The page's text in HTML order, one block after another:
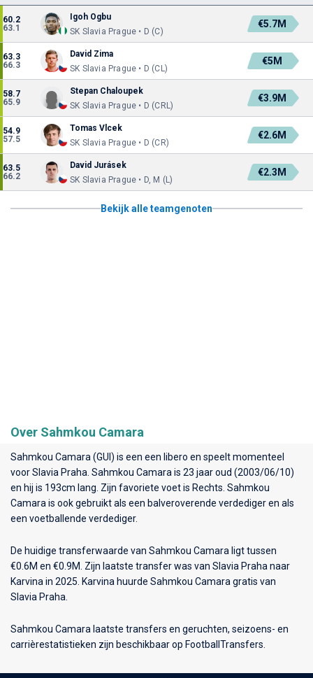
60.2
63.1
Igoh Ogbu
SK Slavia Prague • D (C)
€5.7M
63.3
66.3
David Zima
SK Slavia Prague • D (CL)
€5M
58.7
65.9
Stepan Chaloupek
SK Slavia Prague • D (CRL)
€3.9M
54.9
57.5
Tomas Vlcek
SK Slavia Prague • D (CR)
€2.6M
63.5
66.2
David Jurásek
SK Slavia Prague • D, M (L)
€2.3M
Bekijk alle teamgenoten
Over Sahmkou Camara
Sahmkou Camara (GUI) is een een libero en speelt momenteel
voorSlavia Praha . Sahmkou Camara is 23 jaar oud (2003/06/10)
en hij is 193cm lang. Zijn favoriete voet is Rechts. Sahmkou
Camara is ook gebruikt als een balveroverende verdediger en als
een voetballende verdediger.
De huidige transferwaarde van Sahmkou Camara ligt tussen
€0.6M en €0.9M. Zijn laatste transfer was van Slavia Praha naar
Karvina in 2025. Karvina huurde Sahmkou Camara gratis van
Slavia Praha.
Sahmkou Camara laatste transfers en geruchten, seizoens- en
carrièrestatistieken zijn beschikbaar op FootballTransfers.